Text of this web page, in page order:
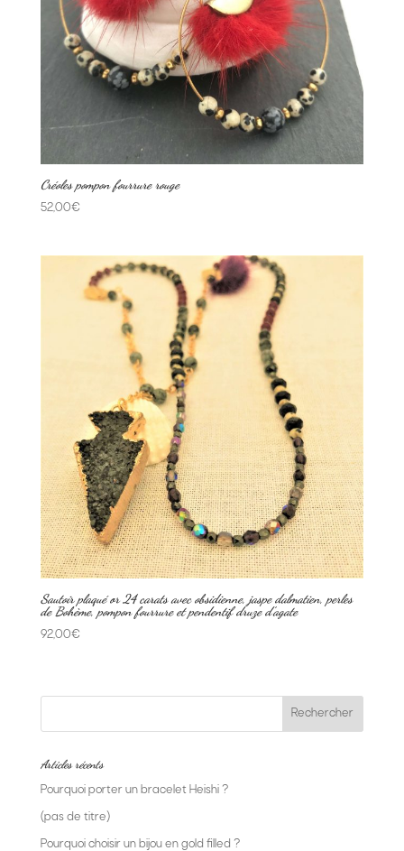
Créoles pompon fourrure rouge
52,00€
Sautoir plaqué or 24 carats avec obsidienne, jaspe dalmatien, perles
de Bohème, pompon fourrure et pendentif druze d’agate
92,00€
Articles récents
Pourquoi porter un bracelet Heishi ?
(pas de titre)
Pourquoi choisir un bijou en gold filled ?